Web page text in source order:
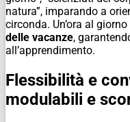
natura”, imparando a
circonda. Un’ora al
delle vacanze,
all’apprendimento.
Flessibilità e
modulabili e